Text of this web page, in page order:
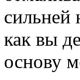
сильней
как вы
основу